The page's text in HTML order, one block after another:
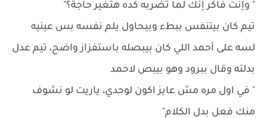
" وإنت فاكر إنك لما تضربه كده هتغير حاجة؟"
تيم كان بيتنفس ببطء وبيحاول يلم نفسه بس عينيه
لسه على أحمد اللي كان بيبصله باستفزاز واضح، تيم عدل
بدلته وقال ببرود وهو بيبص لاحمد
" في اول مره مش عايز اكون لوحدي، ياريت لو نشوف
منك فعل بدل الكلام"